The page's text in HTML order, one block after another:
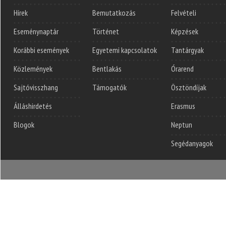
Hírek
Eseménynaptár
Korábbi események
Közlemények
Sajtóvisszhang
Álláshirdetés
Blogok
Bemutatkozás
Történet
Egyetemi kapcsolatok
Bentlakás
Támogatók
Felvételi
Képzések
Tantárgyak
Órarend
Ösztöndíjak
Erasmus
Neptun
Segédanyagok